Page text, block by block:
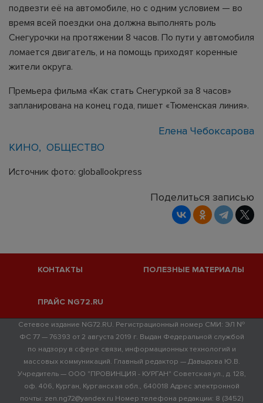
подвезти её на автомобиле, но с одним условием — во
время всей поездки она должна выполнять роль
Снегурочки на протяжении 8 часов. По пути у автомобиля
ломается двигатель, и на помощь приходят коренные
жители округа.
Премьера фильма «Как стать Снегуркой за 8 часов»
запланирована на конец года, пишет «Тюменская линия».
Елена Чебоксарова
КИНО
ОБЩЕСТВО
Источник фото: globallookpress
Поделиться записью
КОНТАКТЫ ПОЛЕЗНЫЕ МАТЕРИАЛЫ
ПРАЙС NG72.RU
Сетевое издание NG72.RU. Регистрационный номер СМИ: ЭЛ №
ФС 77 — 76393 от 2 августа 2019 г. Выдан Федеральной службой
по надзору в сфере связи, информационных технологий и
массовых коммуникаций. Главный редактор — Давыдова Ю.В.
Учредитель — ООО "ПРОВИНЦИЯ - КУРГАН" Советская ул., д. 128,
оф. 406, Курган, Курганская обл., 640018 Адрес электронной
почты: zen.ng72@yandex.ru Номер телефона редакции: 8 (3452)